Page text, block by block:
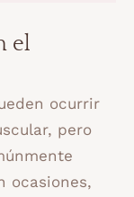
el
ocurrir
pero
ocasiones,